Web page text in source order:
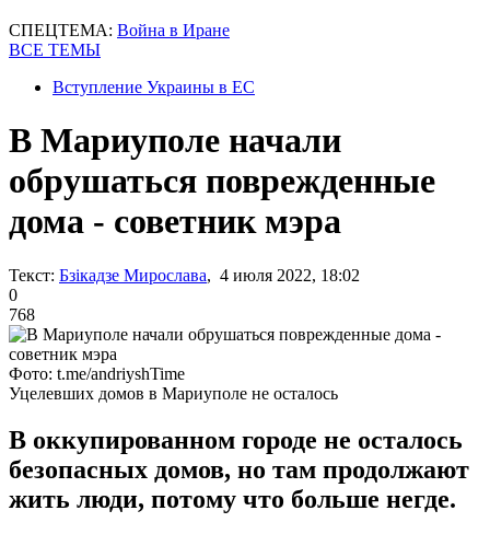
СПЕЦТЕМА: Война в Иране
ВСЕ ТЕМЫ
Вступление Украины в ЕС
В Мариуполе начали
обрушаться поврежденные
дома - советник мэра
Текст: Бзікадзе Мирослава, 4 июля 2022, 18:02
0
768
Фото: t.me/andriyshTime
Уцелевших домов в Мариуполе не осталось
В оккупированном городе не осталось
безопасных домов, но там продолжают
жить люди, потому что больше негде.